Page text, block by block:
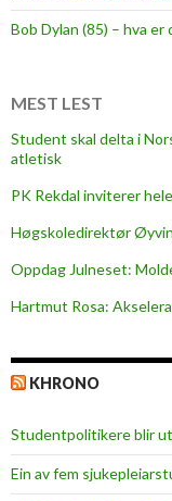
Bob Dylan (85) – hva er
MEST LEST
Student skal delta i
atletisk
PK Rekdal inviterer
Høgskoledirektør
Oppdag Julneset:
Hartmut Rosa:
KHRONO
Studentpolitikere blir
Ein av fem